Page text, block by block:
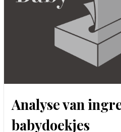
Analyse van ingrediënten in
babydoekjes